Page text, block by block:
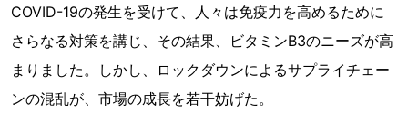
COVID-19の発生を受けて、人々は免疫力を高めるために
さらなる対策を講じ、その結果、ビタミンB3のニーズが高
まりました。しかし、ロックダウンによるサプライチェー
ンの混乱が、市場の成長を若干妨げた。